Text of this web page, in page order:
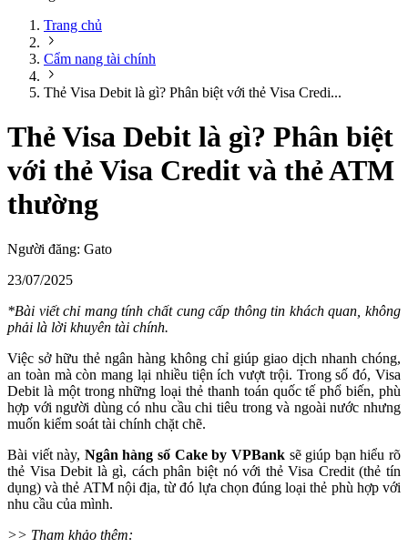
Trang chủ
Cẩm nang tài chính
Thẻ Visa Debit là gì? Phân biệt với thẻ Visa Credi...
Thẻ Visa Debit là gì? Phân biệt
với thẻ Visa Credit và thẻ ATM
thường
Người đăng: Gato
23/07/2025
*Bài viết chỉ mang tính chất cung cấp thông tin khách quan, không
phải là lời khuyên tài chính.
Việc sở hữu thẻ ngân hàng không chỉ giúp giao dịch nhanh chóng,
an toàn mà còn mang lại nhiều tiện ích vượt trội. Trong số đó, Visa
Debit là một trong những loại thẻ thanh toán quốc tế phổ biến, phù
hợp với người dùng có nhu cầu chi tiêu trong và ngoài nước nhưng
muốn kiểm soát tài chính chặt chẽ.
Bài viết này, Ngân hàng số Cake by VPBanksẽ giúp bạn hiểu rõ
thẻ Visa Debit là gì, cách phân biệt nó với thẻ Visa Credit (thẻ tín
dụng) và thẻ ATM nội địa, từ đó lựa chọn đúng loại thẻ phù hợp với
nhu cầu của mình.
>> Tham khảo thêm: